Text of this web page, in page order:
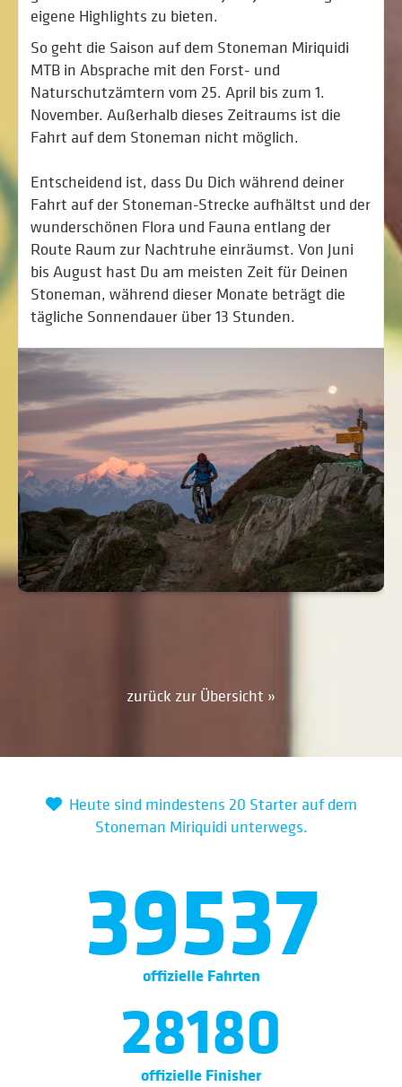
eigene Highlights zu bieten.
So geht die Saison auf dem Stoneman Miriquidi
MTB in Absprache mit den Forst- und
Naturschutzämtern vom 25. April bis zum 1.
November. Außerhalb dieses Zeitraums ist die
Fahrt auf dem Stone­man nicht möglich.
Entscheidend ist, dass Du Dich während deiner
Fahrt auf der Stoneman-Strecke aufhältst und der
wunderschönen Flora und Fauna entlang der
Route Raum zur Nachtruhe einräumst. Von Juni
bis August hast Du am meisten Zeit für Deinen
Stoneman, während dieser Monate beträgt die
tägliche Sonnendauer über 13 Stunden.
zurück zur Übersicht »
Heute sind mindestens 20 Starter auf dem
Stoneman Miriquidi unterwegs.
39537
offizielle Fahrten
28180
offizielle Finisher